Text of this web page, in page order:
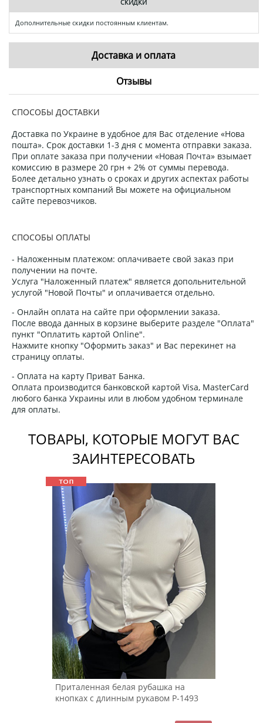
СКИДКИ
Дополнительные скидки постоянным клиентам.
Доставка и оплата
Отзывы
СПОСОБЫ ДОСТАВКИ
Доставка по Украине в удобное для Вас отделение «Нова
пошта». Срок доставки 1-3 дня с момента отправки заказа.
При оплате заказа при получении «Новая Почта» взымает
комиссию в размере 20 грн + 2% от суммы перевода.
Более детально узнать о сроках и других аспектах работы
транспортных компаний Вы можете на официальном
сайте перевозчиков.
СПОСОБЫ ОПЛАТЫ
- Наложенным платежом: оплачиваете свой заказ при
получении на почте.
Услуга "Наложенный платеж" является допольнительной
услугой "Новой Почты" и оплачивается отдельно.
- Онлайн оплата на сайте при оформлении заказа.
После ввода данных в корзине выберите разделе "Оплата"
пункт "Оплатить картой Online".
Нажмите кнопку "Оформить заказ" и Вас перекинет на
страницу оплаты.
- Оплата на карту Приват Банка.
Оплата производится банковской картой Visa, MasterCard
любого банка Украины или в любом удобном терминале
для оплаты.
ТОВАРЫ, КОТОРЫЕ МОГУТ ВАС
ЗАИНТЕРЕСОВАТЬ
Приталенная белая рубашка на
кнопках с длинным рукавом Р-1493